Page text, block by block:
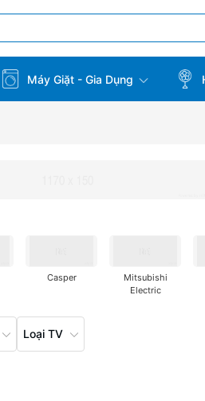
Máy Giặt - Gia Dụng
Casper
Mitsubishi
Electric
Loại TV